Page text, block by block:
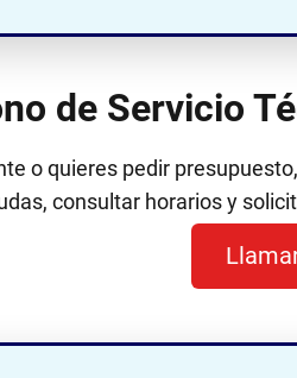
de Servicio
o quieres pedir
consultar horarios y